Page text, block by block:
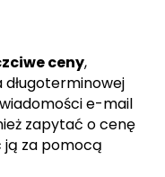
ceny,
e-mail
zapytać o cenę
ją za pomocą